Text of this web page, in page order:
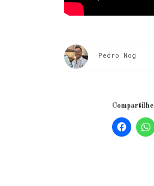
Pedro Nog
Compartilhe